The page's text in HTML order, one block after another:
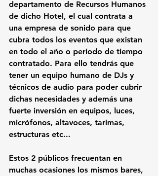
departamento de Recursos Humanos
de dicho Hotel, el cual contrata a
una empresa de sonido para que
cubra todos los eventos que existan
en todo el año o periodo de tiempo
contratado. Para ello tendrás que
tener un equipo humano de DJs y
técnicos de audio para poder cubrir
dichas necesidades y además una
fuerte inversión en equipos, luces,
micrófonos, altavoces, tarimas,
estructuras etc...
Estos 2 públicos frecuentan en
muchas ocasiones los mismos bares,